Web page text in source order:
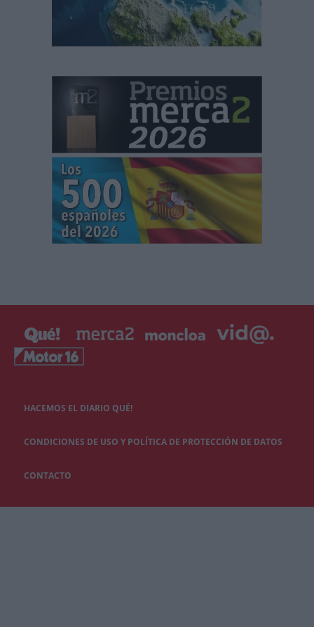
HACEMOS EL DIARIO QUÉ!
CONDICIONES DE USO Y POLÍTICA DE PROTECCIÓN DE DATOS
CONTACTO